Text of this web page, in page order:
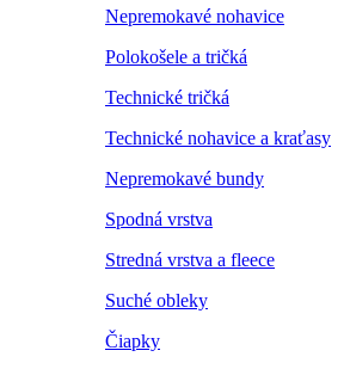
Nepremokavé nohavice
Polokošele a tričká
Technické tričká
Technické nohavice a kraťasy
Nepremokavé bundy
Spodná vrstva
Stredná vrstva a fleece
Suché obleky
Čiapky